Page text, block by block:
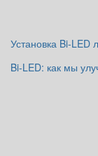
Установка Bi-LED
Bi-LED: как мы